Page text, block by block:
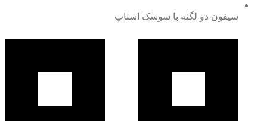
سیفون دو لگنه با سوسک استاپ